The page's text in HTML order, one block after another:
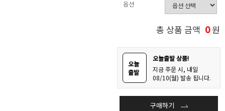
옵션
총 상품 금액 0원
오늘
출발
오늘출발 상품!
지금 주문 시, 내일
08/10(월) 발송 됩니다.
구매하기